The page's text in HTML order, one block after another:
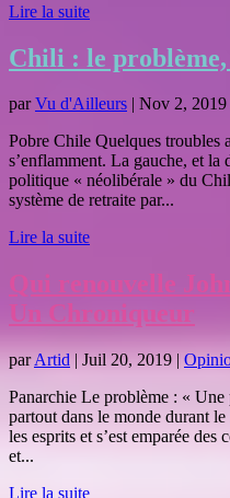
Lire la suite
Chili : le problème,
parVu d'Ailleurs | Nov 2, 2019
Pobre Chile Quelques troubles
s’enflamment. La gauche, et
politique « néolibérale » du
système de retraite par...
Lire la suite
Qui renouvelle
Un Chroniqueur
parArtid | Juil 20, 2019 |
Panarchie Le problème : « Une
partout dans le monde durant
les esprits et s’est emparée
et...
Lire la suite